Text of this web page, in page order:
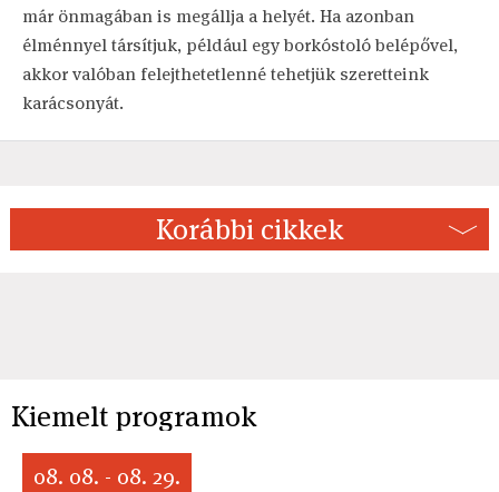
már önmagában is megállja a helyét. Ha azonban
élménnyel társítjuk, például egy borkóstoló belépővel,
akkor valóban felejthetetlenné tehetjük szeretteink
karácsonyát.
Korábbi cikkek
Kiemelt programok
08. 08. - 08. 29.